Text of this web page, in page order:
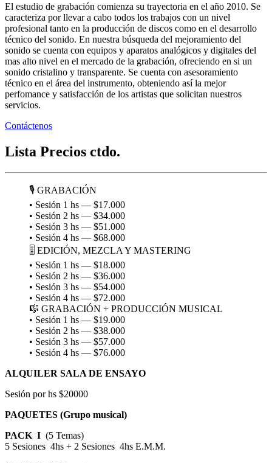
El estudio de grabación comienza su trayectoria en el año 2010. Se
caracteriza por llevar a cabo todos los trabajos con un nivel
profesional tanto en la producción de discos como en el desarrollo
técnico del sonido. En nuestra búsqueda del mejoramiento del
sonido se cuenta con equipos y aparatos analógicos y digitales del
mas alto nivel en el mercado de la grabación, ofreciendo en si un
sonido cristalino y transparente. Se cuenta con asesoramiento
técnico en el área del instrumento, obteniendo así la mejor
perfomance y satisfacción de los artistas que solicitan nuestros
servicios.
Contáctenos
Lista Precios ctdo.
🎙️ GRABACIÓN
• Sesión 1 hs — $17.000
• Sesión 2 hs — $34.000
• Sesión 3 hs — $51.000
• Sesión 4 hs — $68.000
🎚️ EDICIÓN, MEZCLA Y MASTERING
• Sesión 1 hs — $18.000
• Sesión 2 hs — $36.000
• Sesión 3 hs — $54.000
• Sesión 4 hs — $72.000
🎼 GRABACIÓN + PRODUCCIÓN MUSICAL
• Sesión 1 hs — $19.000
• Sesión 2 hs — $38.000
• Sesión 3 hs — $57.000
• Sesión 4 hs — $76.000
ALQUILER SALA DE ENSAYO
Sesión por hs $20000
PAQUETES (Grupo musical)
PACK I (5 Temas)
5 Sesiones 4hs + 2 Sesiones 4hs E.M.M.